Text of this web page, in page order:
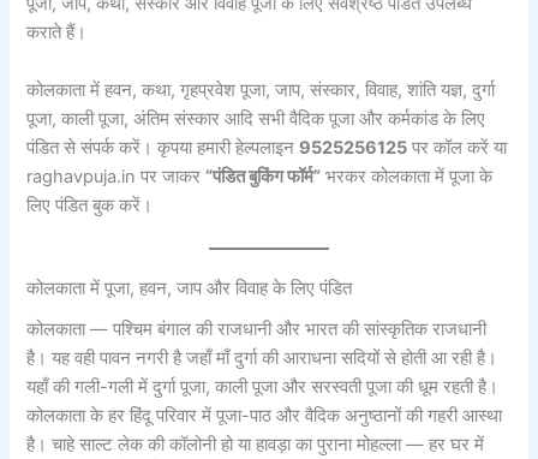
कराते हैं।
कोलकाता में हवन, कथा, गृहप्रवेश पूजा, जाप, संस्कार, विवाह, शांति यज्ञ, दुर्गा
पूजा, काली पूजा, अंतिम संस्कार आदि सभी वैदिक पूजा और कर्मकांड के लिए
पंडित से संपर्क करें। कृपया हमारी हेल्पलाइन 9525256125 पर कॉल करें या
raghavpuja.in पर जाकर “पंडित बुकिंग फॉर्म” भरकर कोलकाता में पूजा के
लिए पंडित बुक करें।
कोलकाता में पूजा, हवन, जाप और विवाह के लिए पंडित
कोलकाता — पश्चिम बंगाल की राजधानी और भारत की सांस्कृतिक राजधानी
है। यह वही पावन नगरी है जहाँ माँ दुर्गा की आराधना सदियों से होती आ रही है।
यहाँ की गली-गली में दुर्गा पूजा, काली पूजा और सरस्वती पूजा की धूम रहती है।
कोलकाता के हर हिंदू परिवार में पूजा-पाठ और वैदिक अनुष्ठानों की गहरी आस्था
है। चाहे साल्ट लेक की कॉलोनी हो या हावड़ा का पुराना मोहल्ला — हर घर में